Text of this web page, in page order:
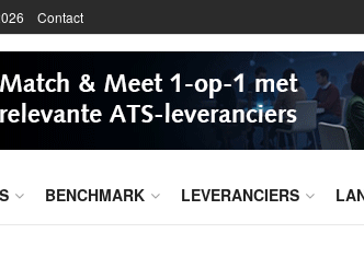
Contact
BENCHMARK LEVERANCIERS